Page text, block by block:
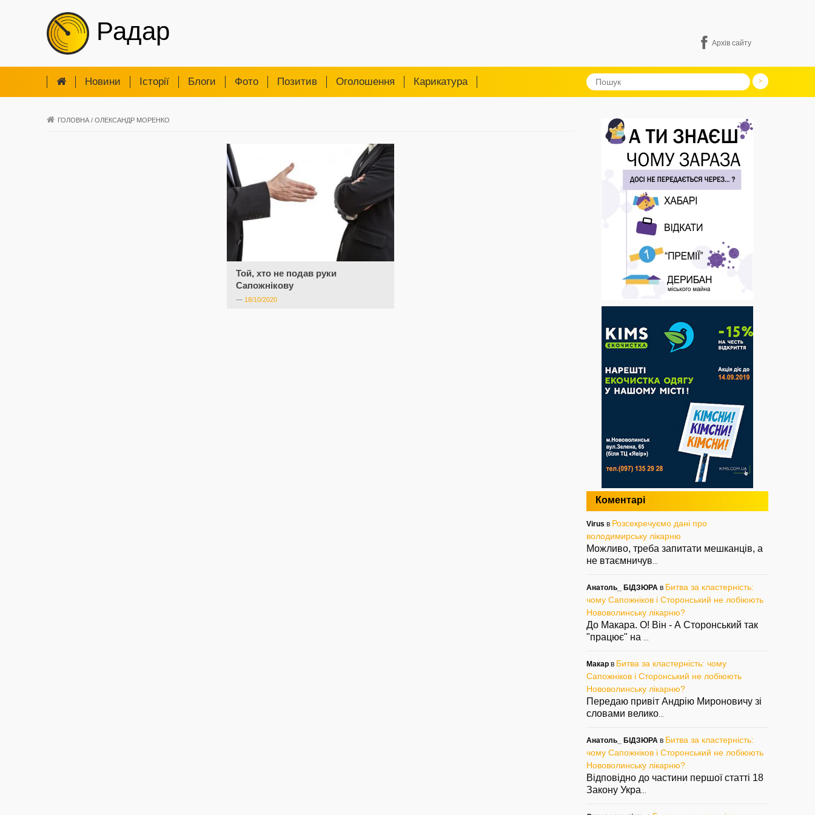
Радар Архів сайту
Новини Iсторії Блоги Фото Позитив Оголошення Карикатура
ГОЛОВНА / ОЛЕКСАНДР МОРЕНКО
Той, хто не подав руки
Сапожнікову
— 18/10/2020
Коментарі
Virus в Розсекречуємо дані про
володимирську лікарню
Можливо, треба запитати мешканців, а
не втаємничув
Анатоль_ БІДЗЮРА в Битва за кластерність:
чому Сапожніков і Сторонський не лобіюють
Нововолинську лікарню?
До Макара. О! Він - А Сторонський так
"працює" на
Макар в Битва за кластерність: чому
Сапожніков і Сторонський не лобіюють
Нововолинську лікарню?
Передаю привіт Андрію Мироновичу зі
словами велико
Анатоль_ БІДЗЮРА в Битва за кластерність:
чому Сапожніков і Сторонський не лобіюють
Нововолинську лікарню?
Відповідно до частини першої статті 18
Закону Укра